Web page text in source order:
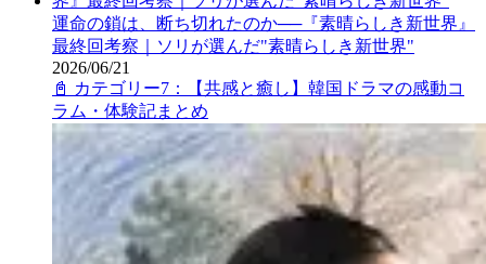
運命の鎖は、断ち切れたのか──『素晴らしき新世界』
最終回考察｜ソリが選んだ"素晴らしき新世界"
2026/06/21
📓 カテゴリー7：【共感と癒し】韓国ドラマの感動コ
ラム・体験記まとめ